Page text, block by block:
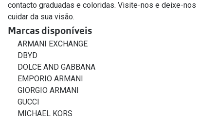
contacto graduadas e coloridas. Visite-nos e deixe-nos
cuidar da sua visão.
Marcas disponíveis
ARMANI EXCHANGE
DBYD
DOLCE AND GABBANA
EMPORIO ARMANI
GIORGIO ARMANI
GUCCI
MICHAEL KORS